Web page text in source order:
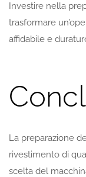
Investire nella
trasformare
affidabile e
La preparazione
rivestimento di
scelta del